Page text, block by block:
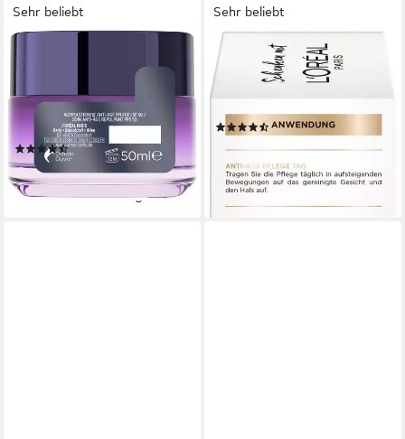
Sehr beliebt
Tagescreme REVITALIFT
hydriert, mehr Spannkraft und
Festigkeit, Anti-Age
(37)
18,99 €
(379,80 €/ 1 l)
lieferbar - in 1-2 Werktagen bei dir
Sehr beliebt
L'ORÉAL PARIS
Tagescreme REVITALIFT
LASER PFLEGESET, 2-tlg.,
(32)